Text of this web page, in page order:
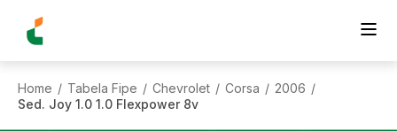
Home / Tabela Fipe / Chevrolet / Corsa / 2006 /
Sed. Joy 1.0 1.0 Flexpower 8v